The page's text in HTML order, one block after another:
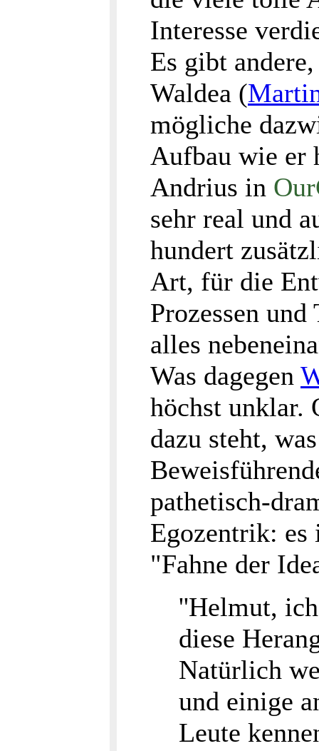
Interesse
Es gibt
Waldea (
mögliche
Aufbau wie
Andrius in
sehr real und
hundert
Art, für die
Prozessen
alles
Was dagegen
höchst unklar.
dazu steht,
pathetisch-
Egozentrik:
"Fahne der
''Helmut,
diese
Natürlich
und einige
Leute